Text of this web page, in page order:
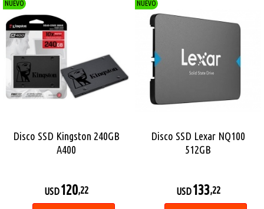
NUEVO
Disco SSD Kingston 240GB
A400
USD120,22
NUEVO
Disco SSD Lexar NQ100
512GB
USD133,22